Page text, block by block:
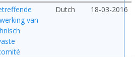
van
Dutch 18-03-2016